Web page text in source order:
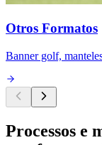
Otros Formatos
Banner golf,
Processos e